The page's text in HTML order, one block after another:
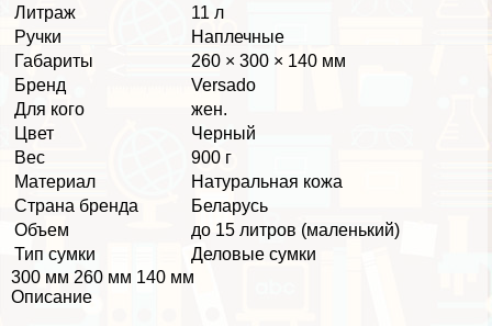
Литраж
11 л
Ручки
Наплечные
Габариты
260 × 300 × 140 мм
Бренд
Versado
Для кого
жен.
Цвет
Черный
Вес
900 г
Материал
Натуральная кожа
Страна бренда
Беларусь
Объем
до 15 литров (маленький)
Тип сумки
Деловые сумки
300 мм 260 мм 140 мм
Описание